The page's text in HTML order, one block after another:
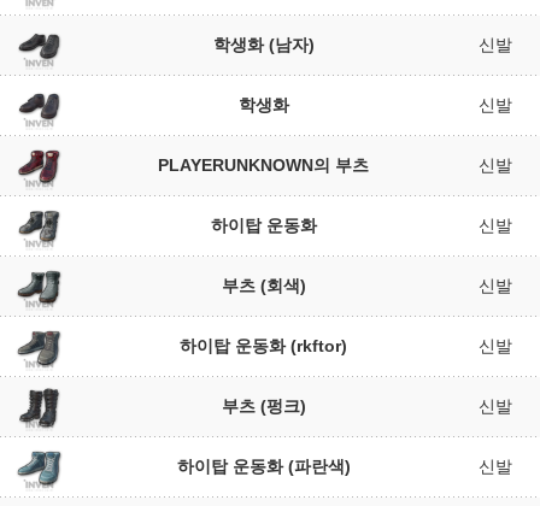
학생화 (남자) 신발
학생화 신발
PLAYERUNKNOWN의 부츠 신발
하이탑 운동화 신발
부츠 (회색) 신발
하이탑 운동화 (rkftor) 신발
부츠 (펑크) 신발
하이탑 운동화 (파란색) 신발